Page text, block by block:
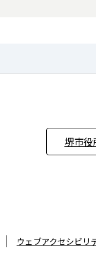
堺市
ウェブアクセシビリ